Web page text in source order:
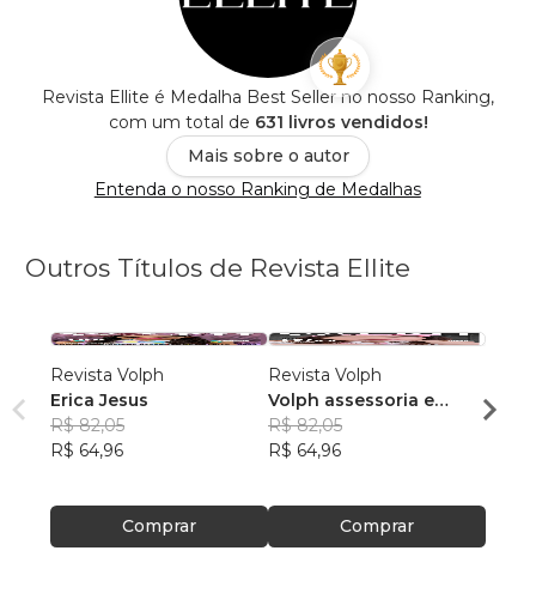
Revista Ellite é Medalha Best Seller no nosso Ranking,
com um total de 631 livros vendidos!
Mais sobre o autor
Entenda o nosso Ranking de Medalhas
Outros Títulos de Revista Ellite
Revista Volph
Erica Jesus
R$ 82,05
R$ 64,96
Comprar
Revista Volph
Volph assessoria e
marketing
R$ 82,05
R$ 64,96
Comprar
R$